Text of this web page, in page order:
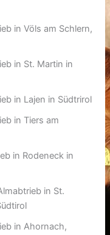
in Völs am Schlern,
in St. Martin in
in Lajen in Südtrirol
in Tiers am
in Rodeneck in
in St.
in Ahornach,